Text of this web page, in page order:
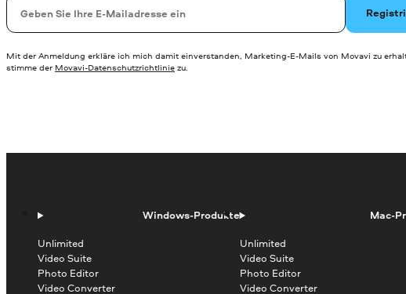
Ihre E-Mail-Addresse
Mit der Anmeldung erkläre ich mich damit einverstanden, Marketing-E-Mails von Movavi zu
stimme der Movavi-Datenschutzrichtlinie zu.
Windows-Produkte
Unlimited
Video Suite
Photo Editor
Video Converter
Mac-
Unlimited
Video Suite
Photo Editor
Video Converter